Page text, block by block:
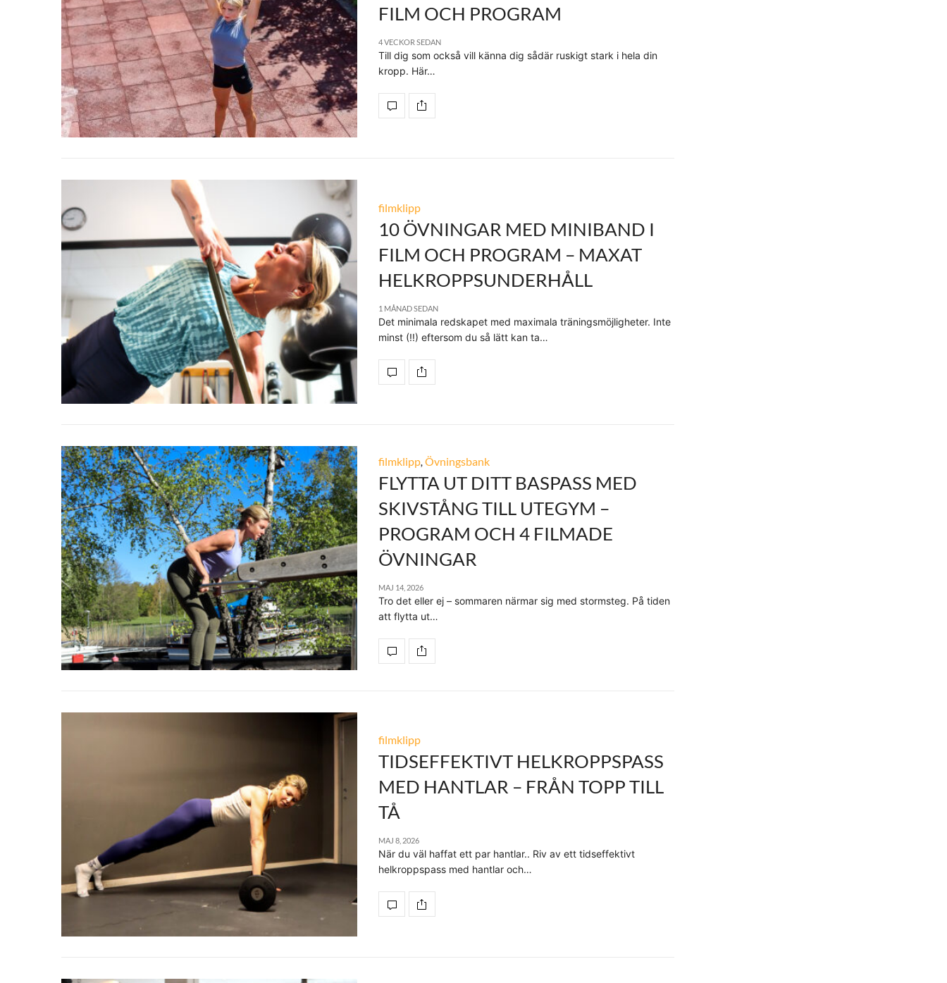
FILM OCH PROGRAM
4 VECKOR SEDAN
Till dig som också vill känna dig sådär ruskigt stark i hela din
kropp. Här…
filmklipp
10 ÖVNINGAR MED MINIBAND I
FILM OCH PROGRAM – MAXAT
HELKROPPSUNDERHÅLL
1 MÅNAD SEDAN
Det minimala redskapet med maximala träningsmöjligheter. Inte
minst (!!) eftersom du så lätt kan ta…
filmklipp Övningsbank
FLYTTA UT DITT BASPASS MED
SKIVSTÅNG TILL UTEGYM –
PROGRAM OCH 4 FILMADE
ÖVNINGAR
MAJ 14, 2026
Tro det eller ej – sommaren närmar sig med stormsteg. På tiden
att flytta ut…
filmklipp
TIDSEFFEKTIVT HELKROPPSPASS
MED HANTLAR – FRÅN TOPP TILL
TÅ
MAJ 8, 2026
När du väl haffat ett par hantlar.. Riv av ett tidseffektivt
helkroppspass med hantlar och…